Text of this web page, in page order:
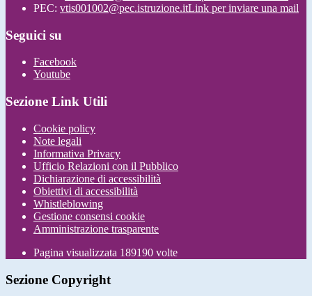
PEC: vtis001002@pec.istruzione.itLink per inviare una mail
Seguici su
Facebook
Youtube
Sezione Link Utili
Cookie policy
Note legali
Informativa Privacy
Ufficio Relazioni con il Pubblico
Dichiarazione di accessibilità
Obiettivi di accessibilità
Whistleblowing
Gestione consensi cookie
Amministrazione trasparente
Pagina visualizzata 189190 volte
Sezione Copyright